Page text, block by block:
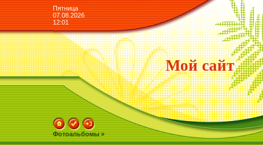
Пятница
07.08.2026
12:01
Мой сайт
Фотоальбомы »